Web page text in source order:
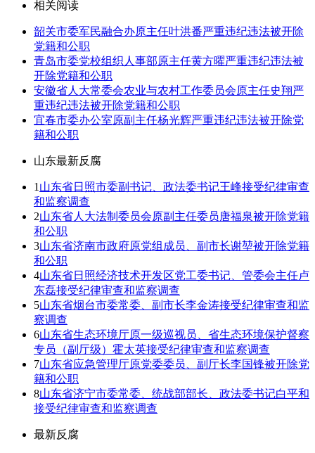
相关阅读
韶关市委军民融合办原主任叶洪番严重违纪违法被开除
党籍和公职
青岛市委党校组织人事部原主任黄方曜严重违纪违法被
开除党籍和公职
安徽省人大常委会农业与农村工作委员会原主任史翔严
重违纪违法被开除党籍和公职
宜春市委办公室原副主任杨光辉严重违纪违法被开除党
籍和公职
山东最新反腐
1 山东省日照市委副书记、政法委书记王峰接受纪律审查
和监察调查
2山东省人大法制委员会原副主任委员唐福泉被开除党籍
和公职
3山东省济南市政府原党组成员、副市长谢堃被开除党籍
和公职
4山东省日照经济技术开发区党工委书记、管委会主任卢
东磊接受纪律审查和监察调查
5山东省烟台市委常委、副市长李金涛接受纪律审查和监
察调查
6山东省生态环境厅原一级巡视员、省生态环境保护督察
专员（副厅级）霍太英接受纪律审查和监察调查
7山东省应急管理厅原党委委员、副厅长李国锋被开除党
籍和公职
8山东省济宁市委常委、统战部部长、政法委书记白平和
接受纪律审查和监察调查
最新反腐